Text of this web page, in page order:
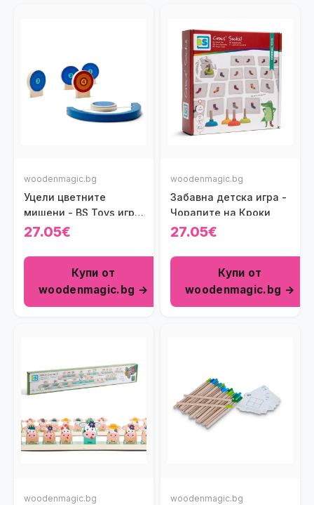
woodenmagic.bg
Уцели цветните
мишени - BS Toys игра
за точност
27.05€
Купи от
woodenmagic.bg →
woodenmagic.bg
Забавна детска игра -
Чорапите на Кроки
27.05€
Купи от
woodenmagic.bg →
woodenmagic.bg woodenmagic.bg